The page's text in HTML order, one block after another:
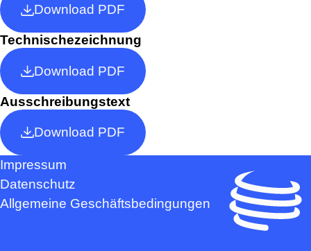
Download PDF
Technischezeichnung
Download PDF
Ausschreibungstext
Download PDF
Impressum
Datenschutz
Allgemeine Geschäftsbedingungen